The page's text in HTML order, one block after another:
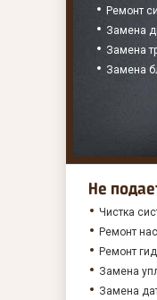
Ремонт
Замена
Замена
Замена
Не
Чистка
Ремонт
Ремонт
Замена
Замена